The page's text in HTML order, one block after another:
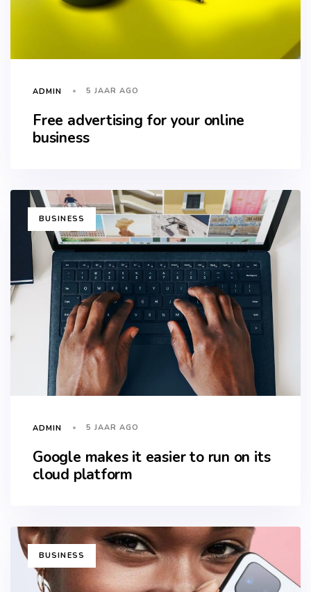
ADMIN 5 JAAR AGO
Free advertising for your online
business
TAGSBUSINESS
ADMIN 5 JAAR AGO
Google makes it easier to run on its
cloud platform
TAGSBUSINESS